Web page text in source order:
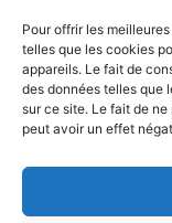
Pour offrir les
telles que les cookies
appareils. Le fait de
des données telles que
sur ce site. Le fait de
peut avoir un effet